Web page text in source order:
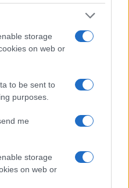
storage
on web or
to be sent to
purposes.
me
storage
on web or
laboral y económico en